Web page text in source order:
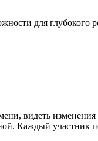
для глубокого
видеть
Каждый участник